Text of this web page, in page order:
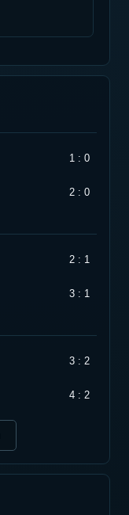
1 : 0
2 : 0
2 : 1
3 : 1
3 : 2
4 : 2